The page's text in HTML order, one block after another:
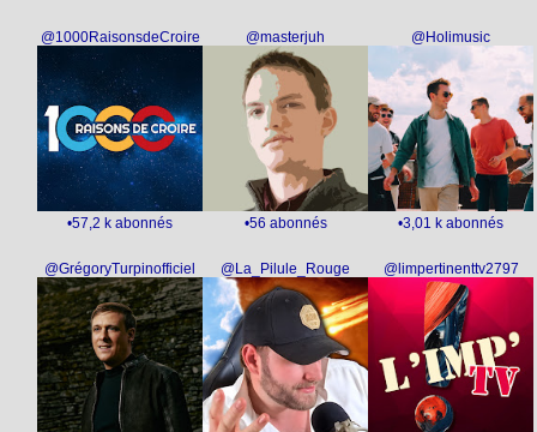
@Holimusic
•3,01 k abonnés
@masterjuh
•56 abonnés
@1000RaisonsdeCroire
•57,2 k abonnés
@limpertinenttv2797
@La_Pilule_Rouge
@GrégoryTurpinofficiel